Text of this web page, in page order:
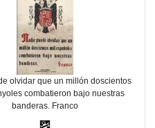
olvidar que un millón doscientos
combatieron bajo nuestras
banderas. Franco